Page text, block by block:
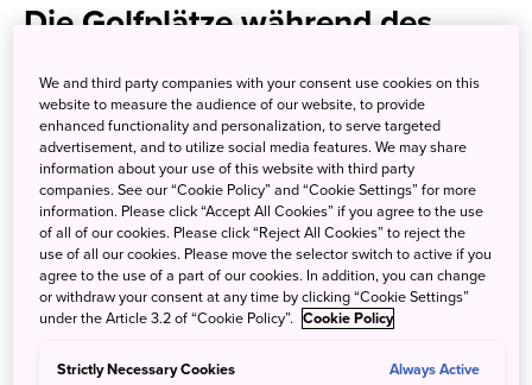
Die Golfplätze während des
Während der 1920er und frühen 1930er Jahre wurden
mehrere neue Golfplätze gebaut, aber die damalige
Weltwirtschaftskrise und die zunehmende antiwestliche
Stimmung in Japan verhinderten eine weite Verbreitung
des Spiels in dieser Zeit. Bis 1941 gab es insgesamt 23
Golfplätze in Japan.
Der japanische Golf-
Aufschwung in den 50er Jahren
We and third party companies with your consent use cookies on this
website to measure the audience of our website, to provide
enhanced functionality and personalization, to serve targeted
advertisement, and to utilize social media features. We may share
information about your use of this website with third party
companies. See our “Cookie Policy” and “Cookie Settings” for more
information. Please click “Accept All Cookies” if you agree to the use
of all of our cookies. Please click “Reject All Cookies” to reject the
use of all our cookies. Please move the selector switch to active if you
agree to the use of a part of our cookies. In addition, you can change
or withdraw your consent at any time by clicking “Cookie Settings”
under the Article 3.2 of “Cookie Policy”. Cookie Policy
Strictly Necessary Cookies Always Active